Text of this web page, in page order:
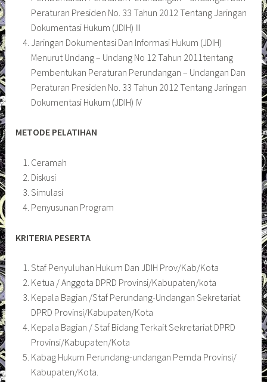
Peraturan Presiden No. 33 Tahun 2012 Tentang Jaringan
Dokumentasi Hukum (JDIH) III
Jaringan Dokumentasi Dan Informasi Hukum (JDIH)
Menurut Undang – Undang No 12 Tahun 2011tentang
Pembentukan Peraturan Perundangan – Undangan Dan
Peraturan Presiden No. 33 Tahun 2012 Tentang Jaringan
Dokumentasi Hukum (JDIH) IV
METODE PELATIHAN
Ceramah
Diskusi
Simulasi
Penyusunan Program
KRITERIA PESERTA
Staf Penyuluhan Hukum Dan JDIH Prov/Kab/Kota
Ketua / Anggota DPRD Provinsi/Kabupaten/kota
Kepala Bagian /Staf Perundang-Undangan Sekretariat
DPRD Provinsi/Kabupaten/Kota
Kepala Bagian / Staf Bidang Terkait Sekretariat DPRD
Provinsi/Kabupaten/Kota
Kabag Hukum Perundang-undangan Pemda Provinsi/
Kabupaten/Kota.